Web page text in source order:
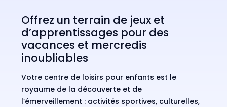
Offrez un terrain de jeux et
d’apprentissages pour des
vacances et mercredis
inoubliables
Votre centre de loisirs pour enfants est le
royaume de la découverte et de
l’émerveillement : activités sportives, culturelles,